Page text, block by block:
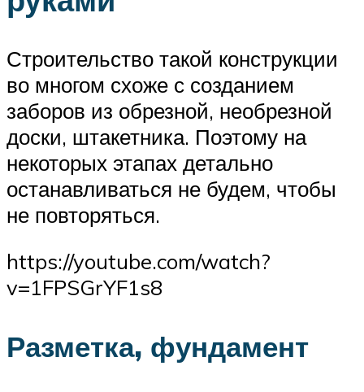
Строительство такой конструкции
во многом схоже с созданием
заборов из обрезной, необрезной
доски, штакетника. Поэтому на
некоторых этапах детально
останавливаться не будем, чтобы
не повторяться.
https://youtube.com/watch?
v=1FPSGrYF1s8
Разметка, фундамент